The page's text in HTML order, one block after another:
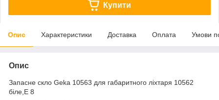
Купити
Опис Характеристики Доставка Оплата Умови
Опис
Запасне скло Geka 10563 для габаритного ліхтаря 10562
біле,E 8